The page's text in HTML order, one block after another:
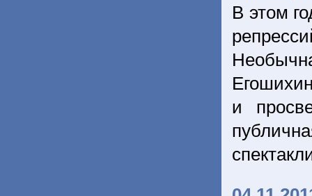
В этом
и